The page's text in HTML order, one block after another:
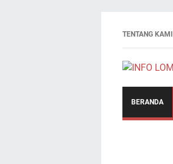
TENTANG KAMI
BERANDA